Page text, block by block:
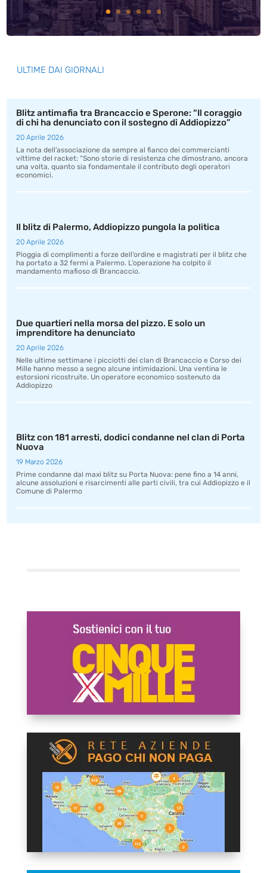
ULTIME DAI GIORNALI
Blitz antimafia tra Brancaccio e Sperone: “Il coraggio
di chi ha denunciato con il sostegno di Addiopizzo”
20 Aprile 2026
La nota dell’associazione da sempre al fianco dei commercianti
vittime del racket: “Sono storie di resistenza che dimostrano, ancora
una volta, quanto sia fondamentale il contributo degli operatori
economici.
Il blitz di Palermo, Addiopizzo pungola la politica
20 Aprile 2026
Pioggia di complimenti a forze dell’ordine e magistrati per il blitz che
ha portato a 32 fermi a Palermo. L’operazione ha colpito il
mandamento mafioso di Brancaccio.
Due quartieri nella morsa del pizzo. E solo un
imprenditore ha denunciato
20 Aprile 2026
Nelle ultime settimane i picciotti dei clan di Brancaccio e Corso dei
Mille hanno messo a segno alcune intimidazioni. Una ventina le
estorsioni ricostruite. Un operatore economico sostenuto da
Addiopizzo
Blitz con 181 arresti, dodici condanne nel clan di Porta
Nuova
19 Marzo 2026
Prime condanne dal maxi blitz su Porta Nuova: pene fino a 14 anni,
alcune assoluzioni e risarcimenti alle parti civili, tra cui Addiopizzo e il
Comune di Palermo